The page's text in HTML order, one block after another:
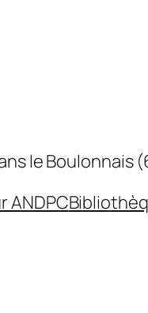
le Boulonnais
ANDPC